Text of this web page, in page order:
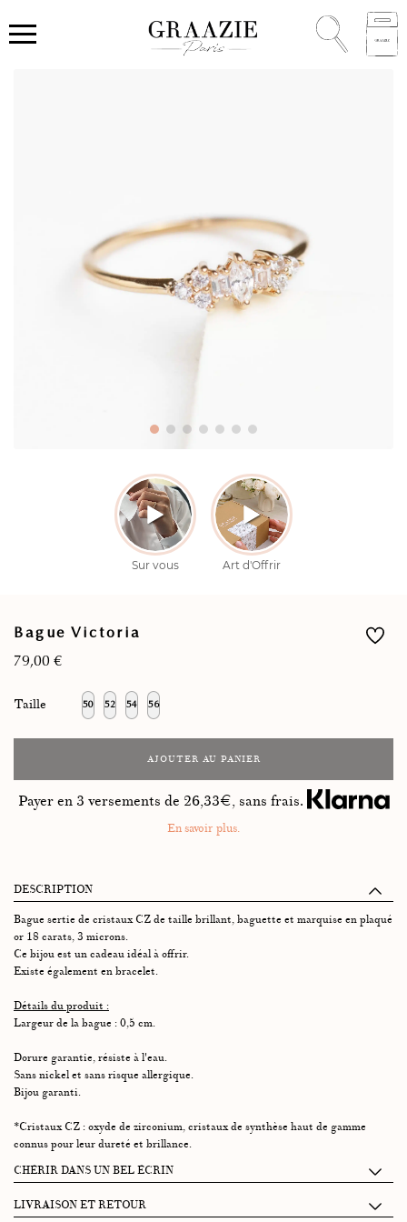
Bague Victoria
79,00 €
Taille 50 52 54 56
AJOUTER AU PANIER
Payer en 3 versements de 26,33€, sans frais.
En savoir plus.
DESCRIPTION
Bague sertie de cristaux CZ de taille brillant, baguette et marquise en plaqué
or 18 carats, 3 microns.
Ce bijou est un cadeau idéal à offrir.
Existe également en bracelet.
Détails du produit :
Largeur de la bague : 0,5 cm.
Dorure garantie, résiste à l'eau.
Sans nickel et sans risque allergique.
Bijou garanti.
*Cristaux CZ : oxyde de zirconium, cristaux de synthèse haut de gamme
connus pour leur dureté et brillance.
CHÉRIR DANS UN BEL ÉCRIN
Chaque écrin Graazie se compose de 2 petits tiroirs accueillant :
LIVRAISON ET RETOUR